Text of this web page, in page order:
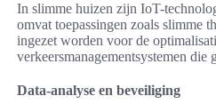
In slimme huizen zijn IoT-
omvat toepassingen zoals slimme
ingezet worden voor de
verkeersmanagementsystemen die
Data-analyse en beveiliging